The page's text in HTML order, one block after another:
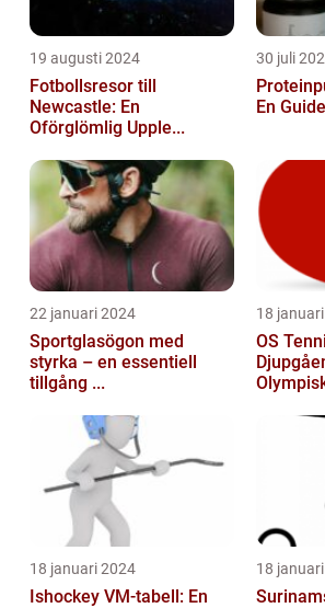
19 augusti 2024
Fotbollsresor till
Newcastle: En
Oförglömlig Upple...
30 juli
En
22 januari 2024
Sportglasögon med
styrka – en essentiell
tillgång ...
18
OS
18 januari 2024
Ishockey VM-tabell: En
18